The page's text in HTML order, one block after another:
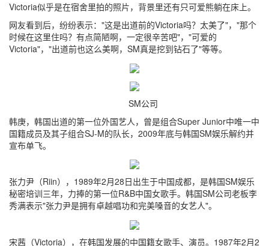
Victoria似乎是在宿舍里拍的照片，背景里还有只可爱熊躺在床上。
网友看到后，纷纷表示："这是出道前的Victoria吗？太美了"，"那个
时候在这里住吗？有点简陋啊，一定很辛苦吧"，"可爱的
Victoria"，"出道前也这么美啊，SM真是挖到钻石了"等等。
SM公司
韩庚，韩国出道的第一位外国艺人，曾是组合Super Junior中唯一中
国籍成员及其子组合SJ-M的队长，2009年底与韩国SM娱乐解约并
宣布单飞。
张力尹（Riin），1989年2月28日出生于中国成都，是韩国SM娱乐
秘密培训三年，力捧的第一位R&B中国女歌手。韩国SM公司老板李
秀满表示"张力尹是拥有卓越唱功和完美嗓音的女艺人"。
宋茜（Victoria），在韩国发展的中国籍女歌手、演员。1987年2月2